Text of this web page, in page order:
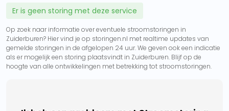
Er is geen storing met deze service
Op zoek naar informatie over eventuele stroomstoringen in
Zuiderburen? Hier vind je op storingen.nl met realtime updates van
gemelde storingen in de afgelopen 24 uur. We geven ook een indicatie
als er mogelijk een storing plaatsvindt in Zuiderburen. Blijf op de
hoogte van alle ontwikkelingen met betrekking tot stroomstoringen.